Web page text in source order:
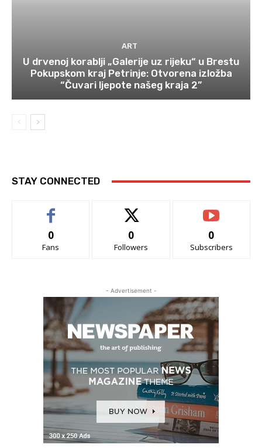
ART
U drvenoj korablji „Galerije uz rijeku“ u Brestu
Pokupskom kraj Petrinje: Otvorena izložba
“Čuvari ljepote našeg kraja 2”
STAY CONNECTED
0
Fans
0
Followers
0
Subscribers
- Advertisement -